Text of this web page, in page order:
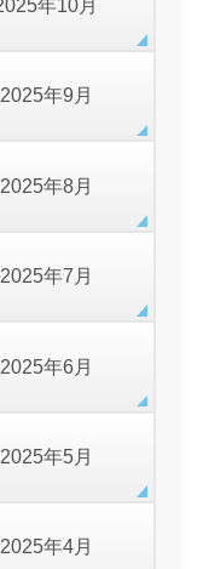
年10月
2025年9月
2025年8月
2025年7月
2025年6月
2025年5月
2025年4月